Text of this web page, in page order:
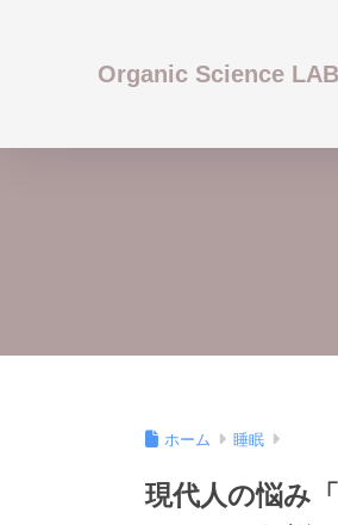
Organic Science LAB
ホーム 睡眠
現代人の悩み